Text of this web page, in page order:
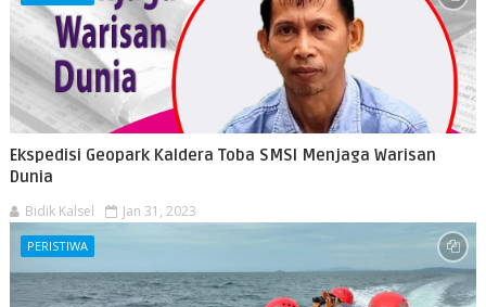
Ekspedisi Geopark Kaldera Toba SMSI Menjaga Warisan
Dunia
Bidik Kalsel Jan 31, 2023
PERISTIWA